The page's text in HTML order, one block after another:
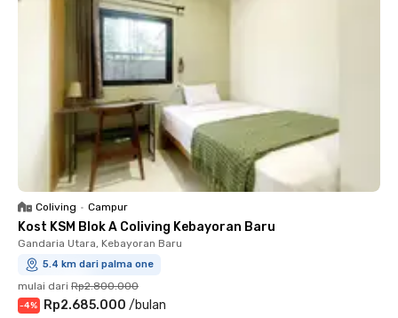
Coliving • Campur
Kost KSM Blok A Coliving Kebayoran Baru
Gandaria Utara, Kebayoran Baru
5.4 km dari palma one
mulai dari Rp2.800.000
-4% Rp2.685.000 /bulan